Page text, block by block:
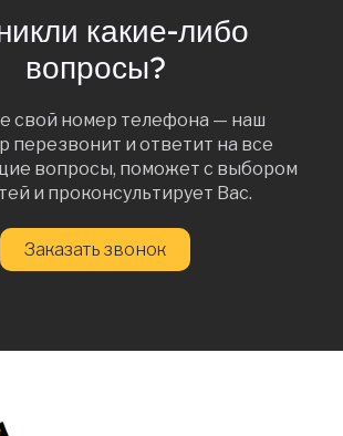
какие-либо
вопросы?
свой номер телефона — наш
перезвонит и ответит на все
вопросы, поможет с выбором
и проконсультирует Вас.
Заказать звонок